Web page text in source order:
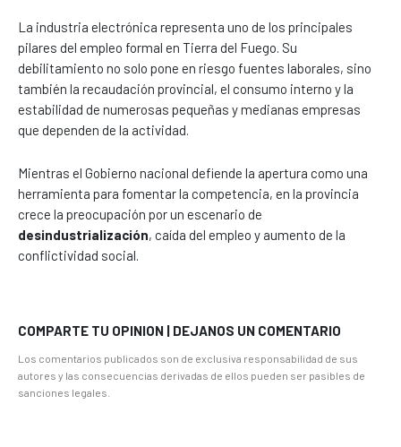
La industria electrónica representa uno de los principales
pilares del empleo formal en Tierra del Fuego. Su
debilitamiento no solo pone en riesgo fuentes laborales, sino
también la recaudación provincial, el consumo interno y la
estabilidad de numerosas pequeñas y medianas empresas
que dependen de la actividad.
Mientras el Gobierno nacional defiende la apertura como una
herramienta para fomentar la competencia, en la provincia
crece la preocupación por un escenario de
desindustrialización, caída del empleo y aumento de la
conflictividad social.
COMPARTE TU OPINION | DEJANOS UN COMENTARIO
Los comentarios publicados son de exclusiva responsabilidad de sus
autores y las consecuencias derivadas de ellos pueden ser pasibles de
sanciones legales.